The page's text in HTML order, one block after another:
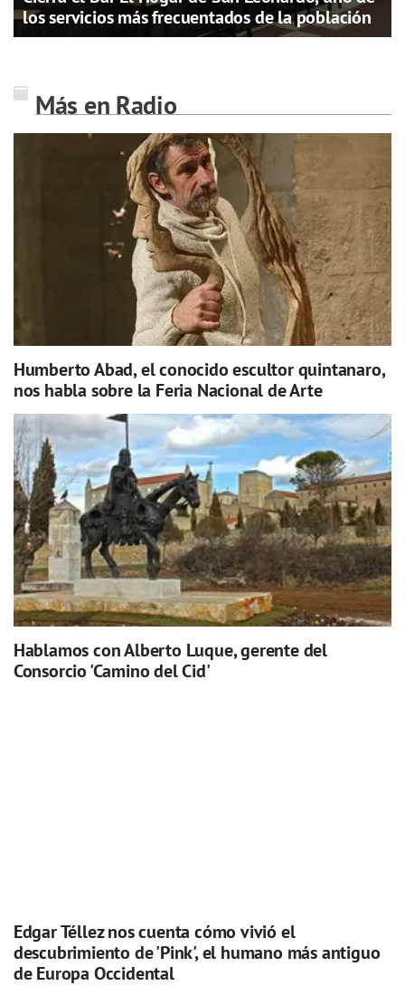
los servicios más frecuentados de la población
Más en Radio
Humberto Abad, el conocido escultor quintanaro,
nos habla sobre la Feria Nacional de Arte
Hablamos con Alberto Luque, gerente del
Consorcio 'Camino del Cid'
Edgar Téllez nos cuenta cómo vivió el
descubrimiento de 'Pink', el humano más antiguo
de Europa Occidental